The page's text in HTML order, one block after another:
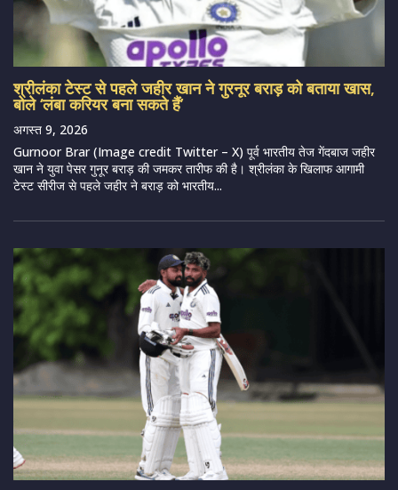
श्रीलंका टेस्ट से पहले जहीर खान ने गुरनूर बराड़ को बताया खास,
बोले ‘लंबा करियर बना सकते हैं’
अगस्त 9, 2026
Gurnoor Brar (Image credit Twitter – X) पूर्व भारतीय तेज गेंदबाज जहीर
खान ने युवा पेसर गुनूर बराड़ की जमकर तारीफ की है। श्रीलंका के खिलाफ आगामी
टेस्ट सीरीज से पहले जहीर ने बराड़ को भारतीय...